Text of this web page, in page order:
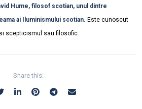
Hume, filosof scotian, unul dintre
ai Iluminismului scotian. Este cunoscut
scepticismul sau filosofic.
Share this: